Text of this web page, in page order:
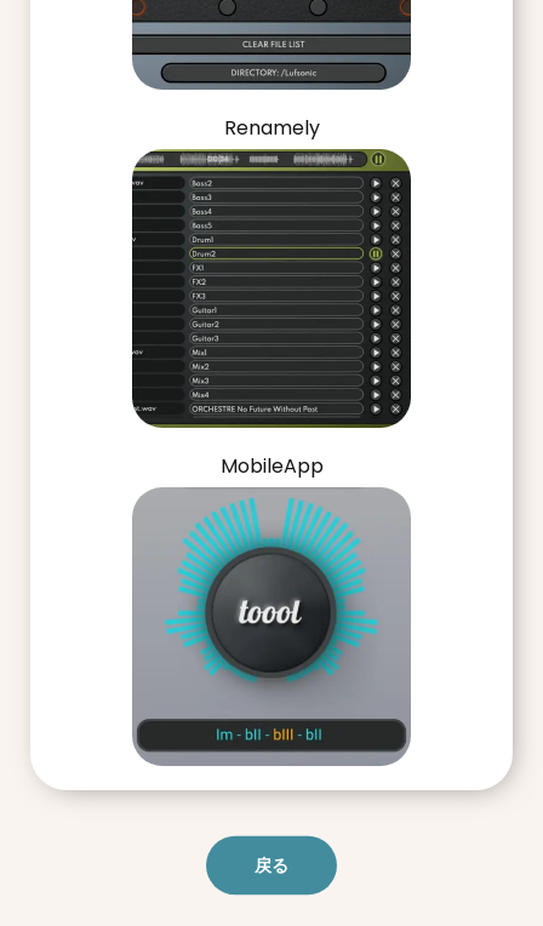
Renamely
MobileApp
戻る